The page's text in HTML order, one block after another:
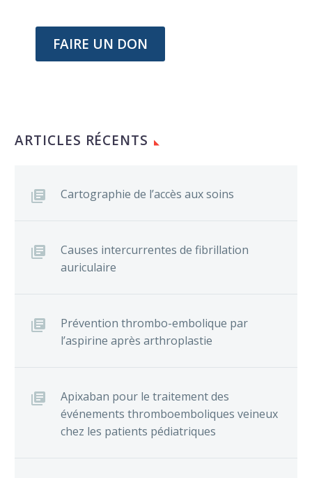
FAIRE UN DON
ARTICLES RÉCENTS
Cartographie de l’accès aux soins
Causes intercurrentes de fibrillation
auriculaire
Prévention thrombo-embolique par
l’aspirine après arthroplastie
Apixaban pour le traitement des
événements thromboemboliques veineux
chez les patients pédiatriques